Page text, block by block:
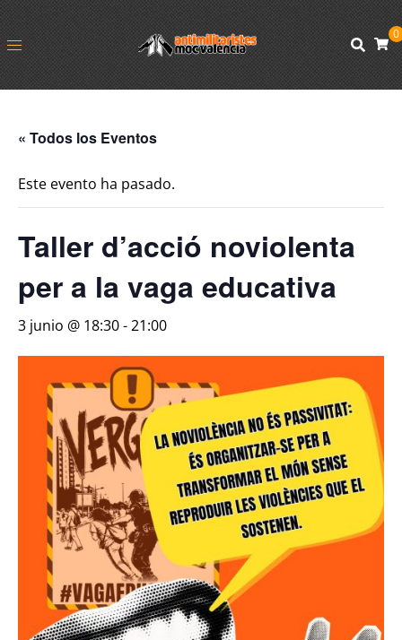
0
« Todos los Eventos
Este evento ha pasado.
Taller d’acció noviolenta
per a la vaga educativa
3 junio @ 18:30-21:00